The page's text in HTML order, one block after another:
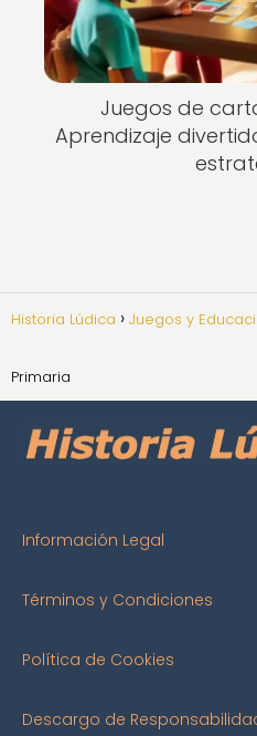
Juegos de
Aprendizaje
Historia Lúdica Juegos y
Primaria
Información Legal
Términos y Condiciones
Política de Cookies
Descargo de